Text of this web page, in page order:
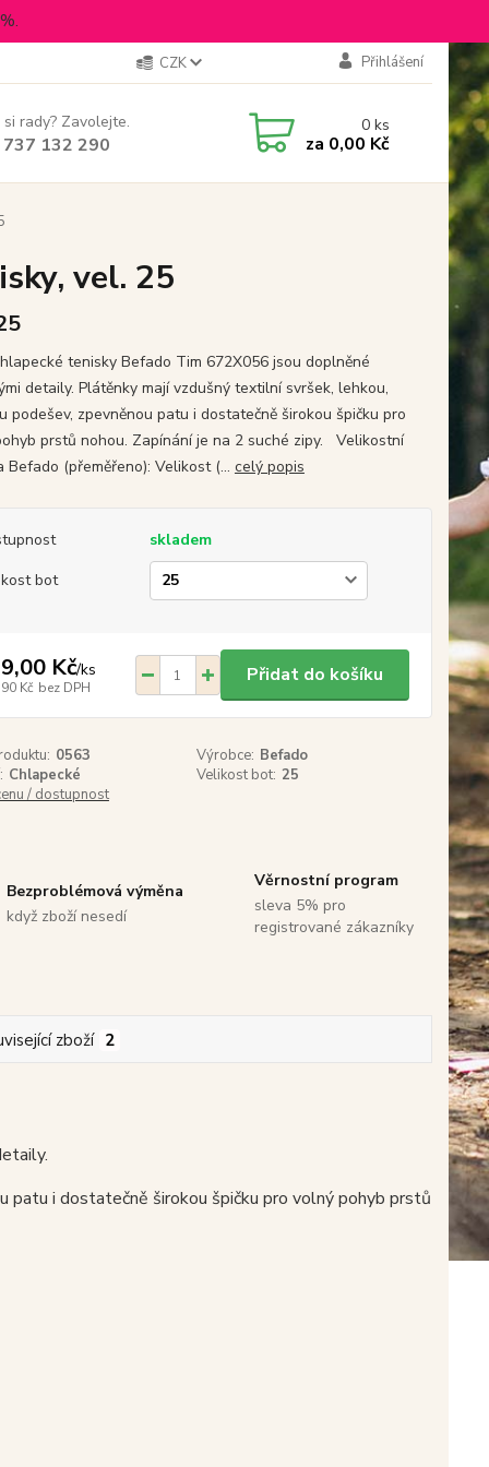
CZK Přihlášení
rady? Zavolejte.
132 290
0ks
za 0,00 Kč
vel. 25
tenisky Befado Tim 672X056 jsou doplněné
detaily. Plátěnky mají vzdušný textilní svršek, lehkou,
podešev, zpevněnou patu i dostatečně širokou špičku pro
prstů nohou. Zapínání je na 2 suché zipy. Velikostní
Befado (přeměřeno): Velikost (... celý popis
skladem
bot
Kč/ks
Kč bez DPH
Přidat do košíku
0563 Výrobce: Befado
Chlapecké Velikost bot: 25
/ dostupnost
Bezproblémová výměna
když zboží nesedí
Věrnostní program
sleva 5% pro
registrované zákazníky
zboží 2
patu i dostatečně širokou špičku pro volný pohyb prstů